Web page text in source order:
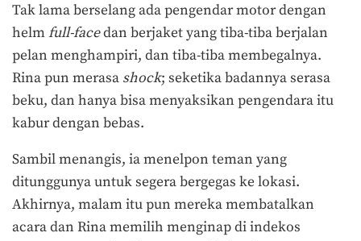
Tak lama berselang ada pengendar motor dengan
helmfull-facedan berjaket yang tiba-tiba berjalan
pelan menghampiri, dan tiba-tiba membegalnya.
Rina pun merasa shock; seketika badannya serasa
beku, dan hanya bisa menyaksikan pengendara itu
kabur dengan bebas.
Sambil menangis, ia menelpon teman yang
ditunggunya untuk segera bergegas ke lokasi.
Akhirnya, malam itu pun mereka membatalkan
acara dan Rina memilih menginap di indekos